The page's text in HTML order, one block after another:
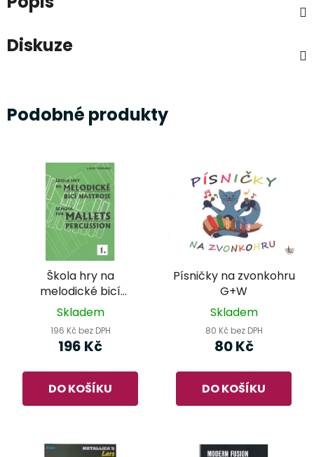
Diskuze
Podobné produkty
Škola hry na
melodické bicí
nástroje 1 - Libor
Skladem
196 Kč bez DPH
196 Kč
DO KOŠÍKU
Písničky na zvonkohru
G+W
Skladem
80 Kč bez DPH
80 Kč
DO KOŠÍKU